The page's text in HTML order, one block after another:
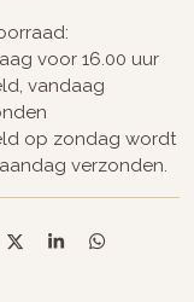
voor 16.00 uur
vandaag
op zondag wordt
verzonden.
D
S
D